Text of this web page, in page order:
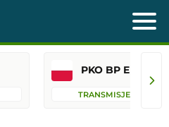
TRANSMISJE